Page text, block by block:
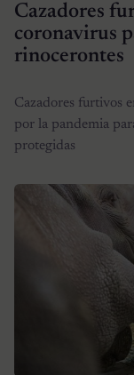
Cazadores
coronavirus
rinocerontes
Cazadores furtivos
por la pandemia
protegidas